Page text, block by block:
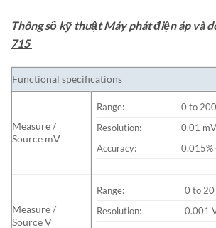
Thông số kỹ thuật Máy phát điện áp và
715
Functional specifications
Measure /
Source mV
Range:
0 to
Resolution:
0.01 mV
Accuracy:
0.015%
Measure /
Source V
Range:
0 to 20
Resolution:
0.001